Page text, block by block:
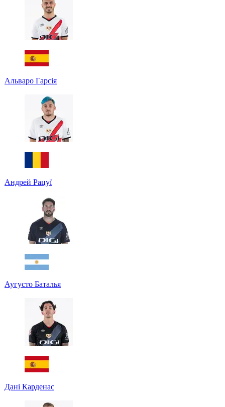
Альваро Гарсія
Андрей Рацуї
Аугусто Баталья
Дані Карденас